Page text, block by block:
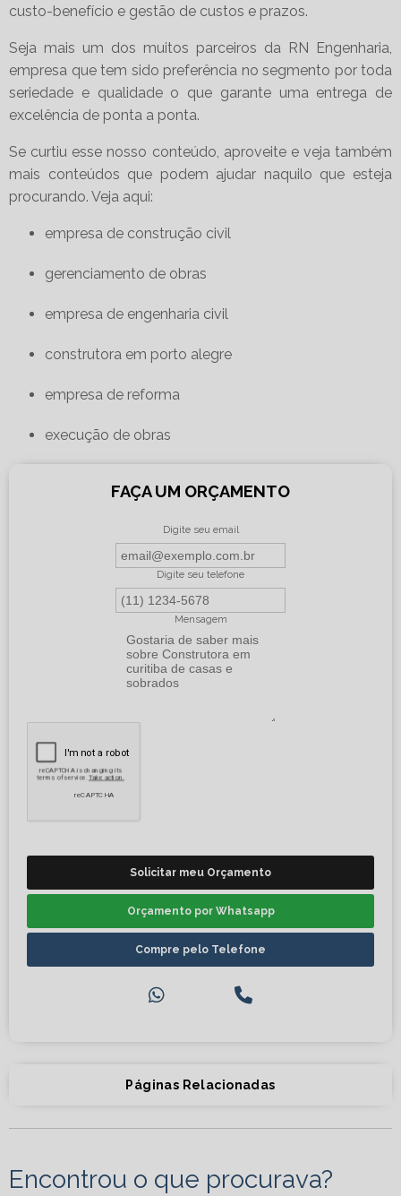
custo-benefício e gestão de custos e prazos.
Seja mais um dos muitos parceiros da RN Engenharia,
empresa que tem sido preferência no segmento por toda
seriedade e qualidade o que garante uma entrega de
excelência de ponta a ponta.
Se curtiu esse nosso conteúdo, aproveite e veja também
mais conteúdos que podem ajudar naquilo que esteja
procurando. Veja aqui:
empresa de construção civil
gerenciamento de obras
empresa de engenharia civil
construtora em porto alegre
empresa de reforma
execução de obras
FAÇA UM ORÇAMENTO
Digite seu email
Digite seu telefone
Mensagem
Solicitar meu Orçamento
Orçamento por Whatsapp
Compre pelo Telefone
Páginas Relacionadas
Encontrou o que procurava?